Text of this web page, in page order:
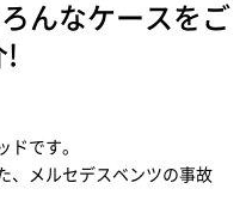
んなケースをご
!
です。
、メルセデスベンツの事故